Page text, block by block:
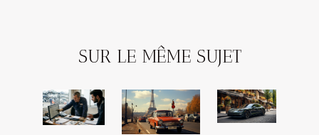
SUR LE MÊME SUJET